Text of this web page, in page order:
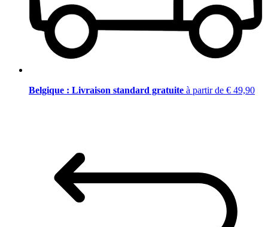
Belgique : Livraison standard gratuite à partir de € 49,90